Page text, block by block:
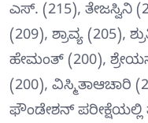
ಎಸ್‌. (215), ತೇಜಸ್ವಿನಿ
(209), ಶ್ರಾವ್ಯ (205),
ಹೇಮಂತ್ (200),
(200), ವಿಸ್ಮಿತಾಆಚಾರಿ
ಫೌಂಡೇಶನ್ ಪರೀಕ್ಷೆಯಲ್ಲಿ